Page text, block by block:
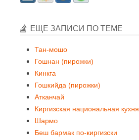
ЕЩЕ ЗАПИСИ ПО ТЕМЕ
Тан-мошо
Гошнан (пирожки)
Кинкга
Гошкийда (пирожки)
Атканчай
Киргизская национальная кухня
Шармо
Беш бармак по-киргизски